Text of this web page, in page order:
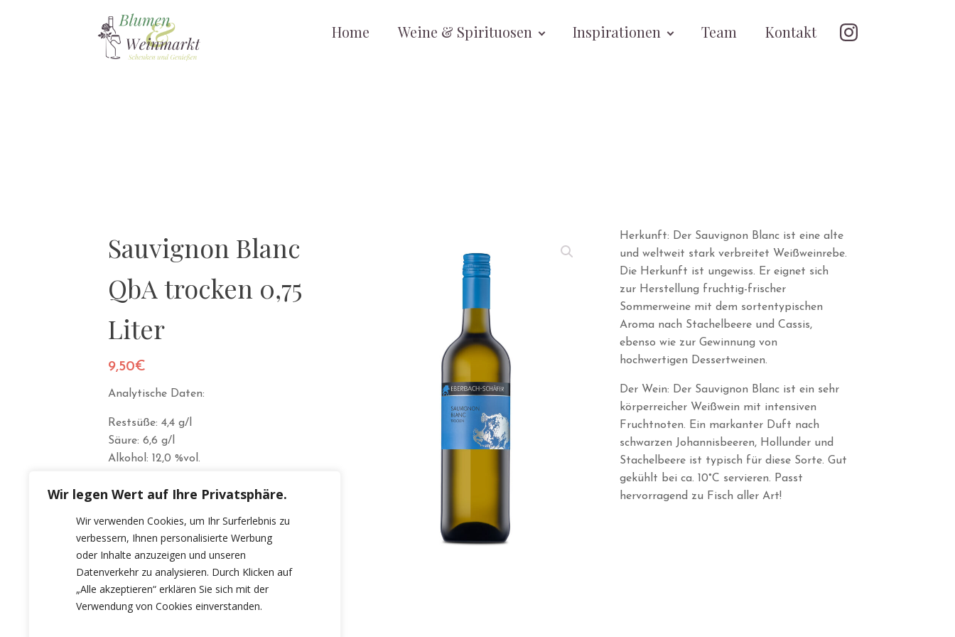
Wir legen Wert auf Ihre Privatsphäre.
Wir verwenden Cookies, um Ihr Surferlebnis zu
verbessern, Ihnen personalisierte Werbung
oder Inhalte anzuzeigen und unseren
Datenverkehr zu analysieren. Durch Klicken auf
„Alle akzeptieren“ erklären Sie sich mit der
Verwendung von Cookies einverstanden.
Home Weine & Spirituosen Inspirationen Team Kontakt
Sauvignon Blanc
QbA trocken 0,75
Liter
9,50€
Analytische Daten:
Restsüße: 4,4 g/l
Säure: 6,6 g/l
Alkohol: 12,0 %vol.
Herkunft: Der Sauvignon Blanc ist eine alte
und weltweit stark verbreitet Weißweinrebe.
Die Herkunft ist ungewiss. Er eignet sich
zur Herstellung fruchtig-frischer
Sommerweine mit dem sortentypischen
Aroma nach Stachelbeere und Cassis,
ebenso wie zur Gewinnung von
hochwertigen Dessertweinen.
Der Wein: Der Sauvignon Blanc ist ein sehr
körperreicher Weißwein mit intensiven
Fruchtnoten. Ein markanter Duft nach
schwarzen Johannisbeeren, Hollunder und
Stachelbeere ist typisch für diese Sorte. Gut
gekühlt bei ca. 10°C servieren. Passt
hervorragend zu Fisch aller Art!